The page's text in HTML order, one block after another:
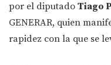
por el diputado Tiago
GENERAR, quien
rapidez con la que se